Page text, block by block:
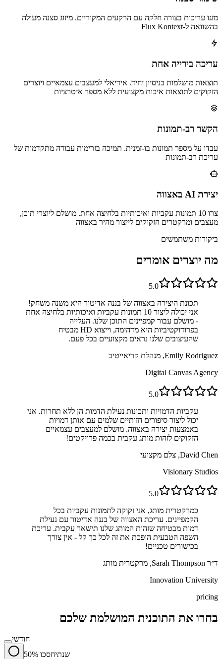
מזגו עריכות בצורה חלקה עם הרקעים המקוריים. מיזוג סצנה מעולה
בהשוואה ל‑Flux Kontext
עריכה בירייה אחת
תוצאות מושלמות בניסיון יחיד. אידיאלי למעצבים עצמאיים ויוצרים
הזקוקים לתוצאות איכות מקצועית ללא מספר איטרציות
הקשר רב‑תמונות
עבדו על מספר תמונות בו‑זמנית. תמיכה בזרימות עבודה מתקדמות של
עריכת רב‑תמונות
יצירת AI באצווה
צרו 10 תמונות עקביות ואיכותיות בלחיצה אחת. מושלם ליוצרי תוכן,
מעצבים ומרקטרים הזקוקים לייצור מהיר באצווה
ביקורות משתמשים
מה יוצרים אומרים
5.0
תכונת היצירה באצווה של בננה אדיטור היא משנה משחק!
אני יכולה ליצור 10 תמונות עקביות ואיכותיות בלחיצה אחת
- מושלם עבור קמפיינים התוכן שלנו. העלייה
בפרודוקטיביות היא מדהימה, וייצוא HD מבטיח
שהעיצובים שלנו נראים מקצועיים בכל פעם.
Emily Rodriguez, מנהלת קריאייטיב
Digital Canvas Agency
5.0
עקביות הדמויות ותכונות נעילת הדמות הן ללא תחרות. אני
יכול ליצור סיפורים חזותיים שלמים עם אותן דמויות
באמצעות יצירה באצווה. מושלם למעצבים עצמאיים
הזקוקים לזהות מותג עקבית בכמה פרויקטים!
David Chen, צלם מקצועי
Visionary Studios
5.0
כמרקטרית מותג, אני זקוקה לתמונות עקביות בכל
הקמפיינים. עריכת האצווה של בננה אדיטור עם נעילת
דמות מבטיחה שזהות המותג שלנו תישאר עקבית. עריכת
השפה הטבעית הופכת את זה לכל כך קל - אין צורך
בכישורים טכניים!
ד״ר Sarah Thompson, מרקטרית מותג
Innovation University
pricing
בחרו את התוכנית המושלמת שלכם
חודשי
שנתיחסכו 50%